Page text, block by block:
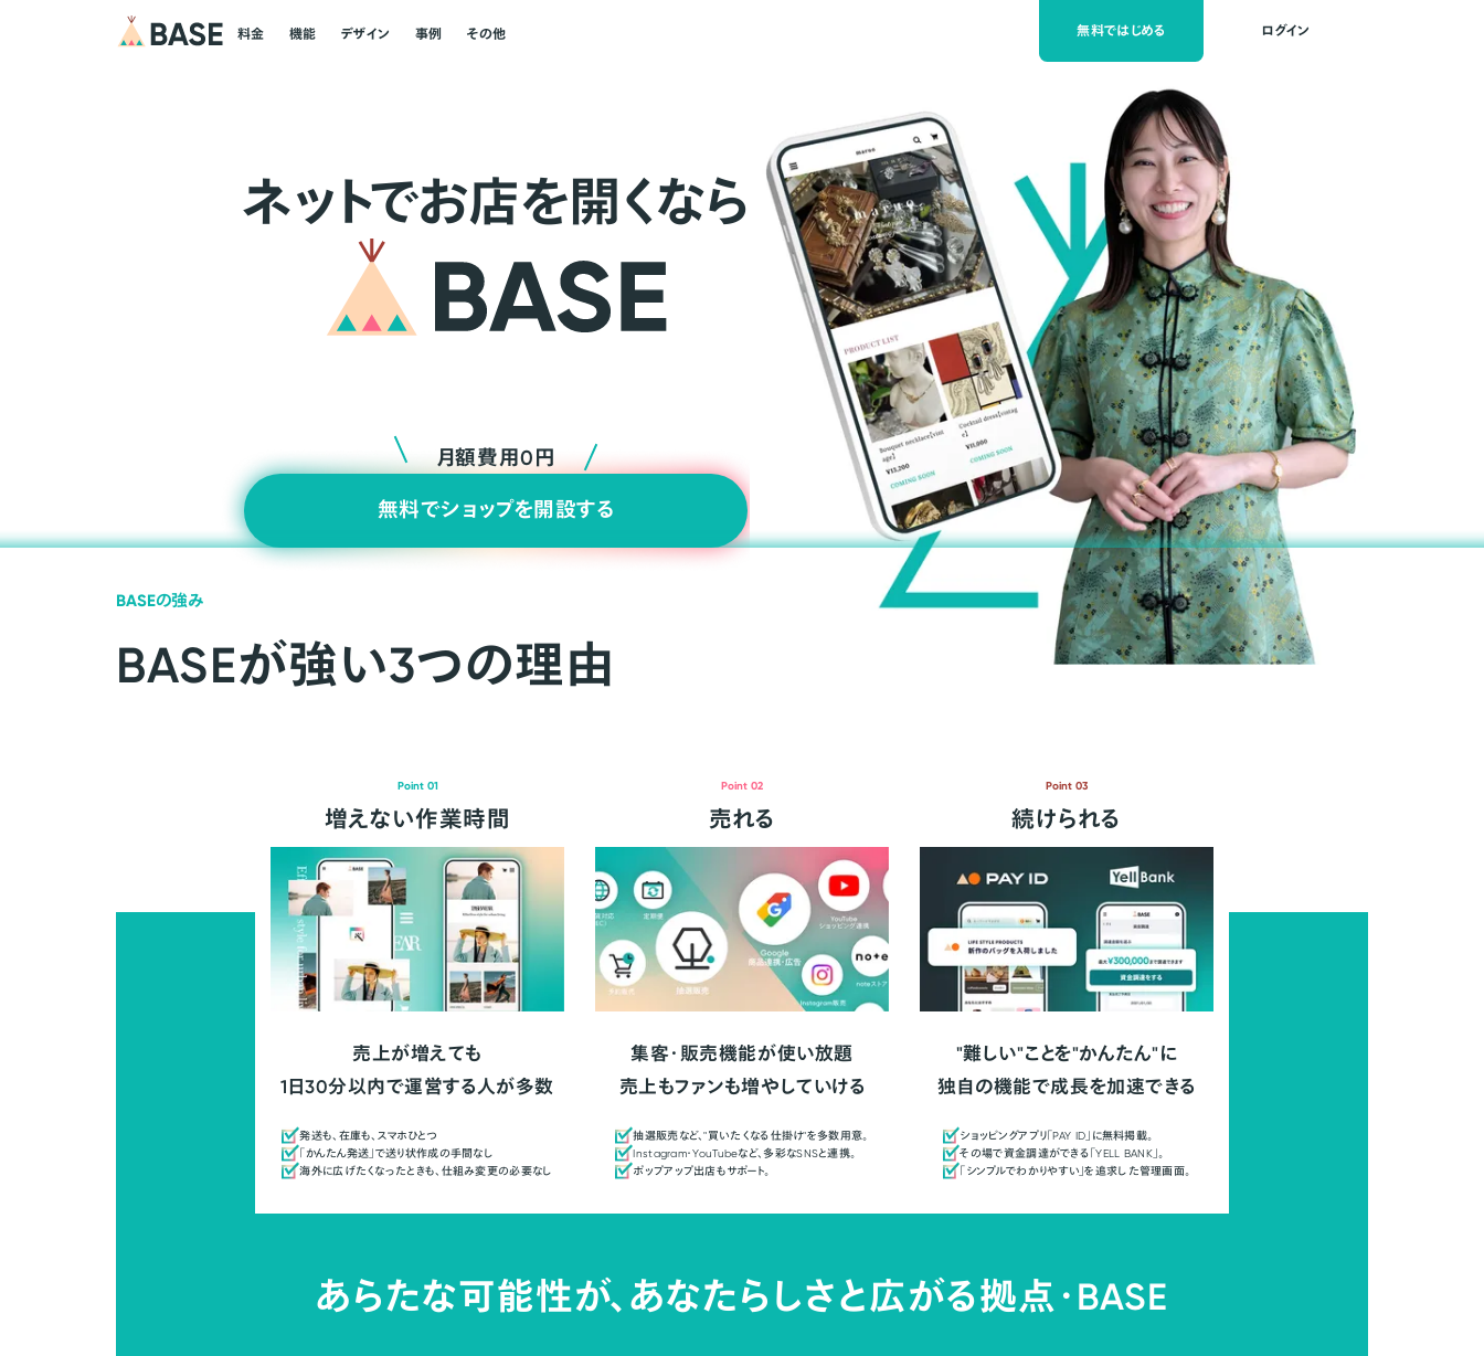
料金 機能 デザイン 事例 その他 無料ではじめる ログイン
ネッ トでお店を開くなら
月額費用0円
無料でショップを開設する
BASEの強み
BASEが強い3つの理由
Point 01
増えない作業時間
売上が増えても
1日30分以内で運営する人が多数
発送も、在庫も、スマホひとつ
「かんたん発送」で送り状作成の手間なし
海外に広げたくなったときも、仕組み変更の必要なし
Point 02
売れる
集客・販売機能が使い放題
売上もファンも増やしていける
抽選販売など、"買いたくなる仕掛け"を多数用意。
Instagram・YouTubeなど、多彩なSNSと連携。
ポップアップ出店もサポート。
Point 03
続けられる
"難しい"ことを"かんたん"に
独自の機能で成長を加速できる
ショッピングアプリ「PAY ID」に無料掲載。
その場で資金調達ができる「YELL BANK」。
「シンプルでわかりやすい」を追求した管理画面。
あらたな可能性が、あなたらしさと広がる拠点・BASE